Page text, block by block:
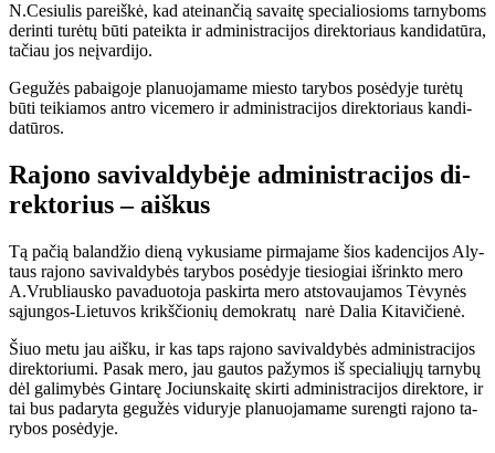
N.Ce­siu­lis pa­reiš­kė, kad at­ei­nan­čią sa­vai­tę spe­cia­lio­sioms tar­ny­boms
de­rin­ti tu­rė­tų bū­ti pa­teik­ta ir ad­mi­nist­ra­ci­jos di­rek­to­riaus kan­di­da­tū­ra,
ta­čiau jos ne­įvar­di­jo.
Ge­gu­žės pabaigoje pla­nuo­ja­ma­me mies­to ta­ry­bos po­sė­dy­je tu­rė­tų
bū­ti tei­kia­mos an­tro vi­ce­me­ro ir ad­mi­nist­ra­ci­jos di­rek­to­riaus kan­di­
da­tū­ros.
Ra­jo­no sa­vi­val­dy­bė­je ad­mi­nist­ra­ci­jos di­
rek­to­rius – aiš­kus
Tą pa­čią ba­lan­džio die­ną vy­ku­sia­me pir­ma­ja­me šios ka­den­ci­jos Aly­
taus ra­jo­no sa­vi­val­dy­bės ta­ry­bos po­sė­dy­je tie­sio­giai iš­rink­to me­ro
A.Vrub­liaus­ko pa­va­duo­to­ja pa­skir­ta me­ro at­sto­vau­ja­mos Tė­vy­nės
są­jun­gos-Lie­tu­vos krikš­čio­nių de­mok­ra­tų na­rė Da­lia Ki­ta­vi­čie­nė.
Šiuo me­tu jau aiš­ku, ir kas taps ra­jo­no sa­vi­val­dy­bės ad­mi­nist­ra­ci­jos
di­rek­to­riu­mi. Pa­sak me­ro, jau gau­tos pa­žy­mos iš spe­cia­lių­jų tar­ny­bų
dėl ga­li­my­bės Gin­ta­rę Jo­ciuns­kai­tę skir­ti ad­mi­nist­ra­ci­jos di­rek­to­re, ir
tai bus pa­da­ry­ta ge­gu­žės vi­du­ry­je pla­nuo­ja­ma­me su­reng­ti ra­jo­no ta­
ry­bos po­sė­dy­je.